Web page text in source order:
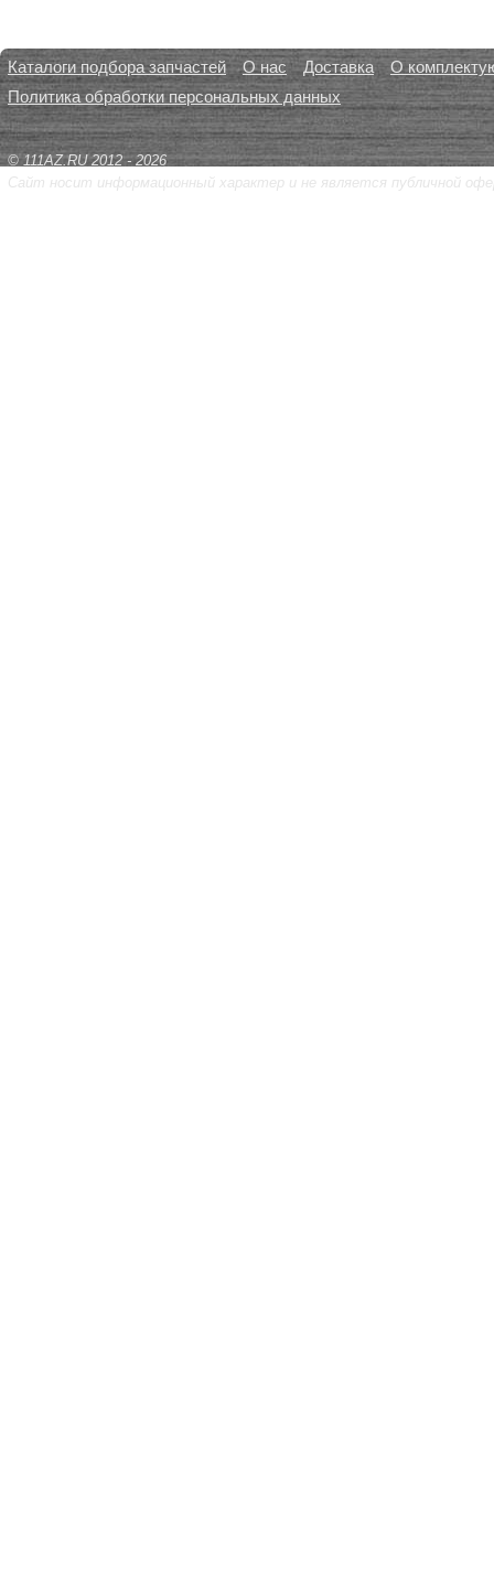
Каталоги подбора запчастей О нас Доставка
О
Политика обработки персональных данных
© 111AZ.RU 2012 - 2026
Сайт носит информационный характер и не является публичной